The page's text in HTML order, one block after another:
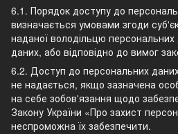
6.1. Порядок доступу до
визначається умовами згоди
наданої володільцю
даних, або відповідно до вимог
6.2. Доступ до персональних даних
не надається, якщо зазначена
на себе зобов'язання щодо
Закону України «Про захист
неспроможна їх забезпечити.